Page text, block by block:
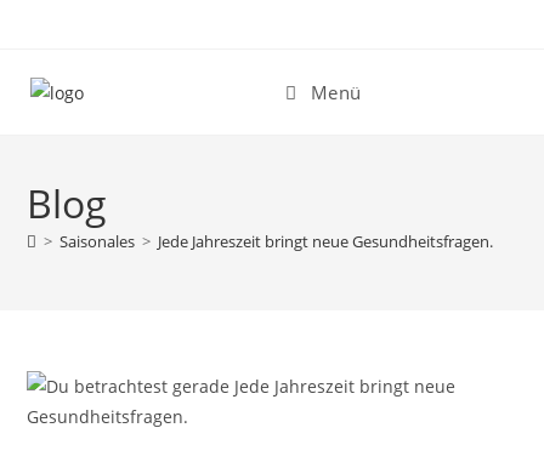
springen
Menü
Blog
> Saisonales > Jede Jahreszeit bringt neue Gesundheitsfragen.